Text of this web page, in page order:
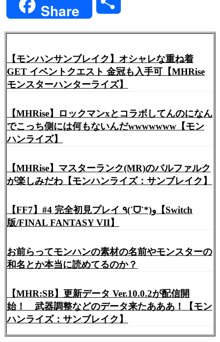
Share
【モンハンサンブレイク】オシャレな重ね着
GET イベントクエスト 金冠も入手可【MHRise
モンスターハンターライズ】
【MHRise】ロックマンxとコラボしてんのになん
でこっち側には何もないんだwwwwwww【モン
ハンライズ】
【MHRise】マスターランク(MR)のバルファルク
が楽しみだわ【モンハンライズ：サンブレイク】
【FF7】#4 完全初見プレイ ٩(ˊᗜˋ*)و【Switch
版/FINAL FANTASY VII】
お前らってモンハンの素材の名前やモンスターの
和名とか本当に読めてるのか？
【MHR:SB】更新データ Ver.10.0.2が配信開
始！ 武器調整などのデータ来たあああ！【モン
ハンライズ：サンブレイク】